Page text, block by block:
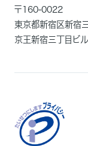
メディア一覧
〒160-0022
東京都新宿区新宿
京王新宿三丁目ビ